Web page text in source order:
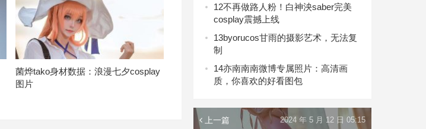
菌烨tako身材数据：浪漫七夕cosplay
图片
12不再做路人粉！白神泱saber完美
cosplay震撼上线
13byorucos甘雨的摄影艺术，无法复
制
14亦南南南微博专属照片：高清画
质，你喜欢的好看图包
上一篇 2024 年 5 月 12 日 05:15